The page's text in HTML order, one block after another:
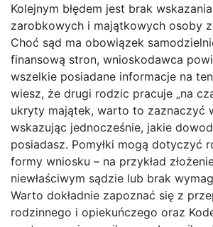
Kolejnym błędem jest brak
zarobkowych i majątkowych osoby
Choć sąd ma obowiązek
finansową stron, wnioskodawca
wszelkie posiadane informacje na
wiesz, że drugi rodzic pracuje „na
ukryty majątek, warto to zaznaczyć
wskazując jednocześnie, jakie
posiadasz. Pomyłki mogą dotyczyć
formy wniosku – na przykład
niewłaściwym sądzie lub brak
Warto dokładnie zapoznać się z
rodzinnego i opiekuńczego oraz